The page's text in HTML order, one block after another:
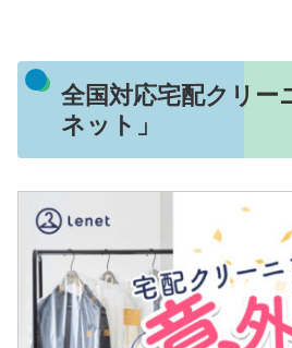
全国対応宅配クリー
ネット」